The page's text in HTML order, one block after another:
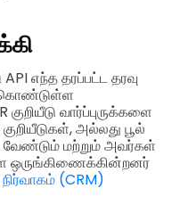
எந்த தரப்பட்ட தரவு
கொண்டுள்ள
வார்ப்புருக்களை
அல்லது பூல்
மற்றும் அவர்கள்
ஒருங்கிணைக்கின்றனர்
(CRM)